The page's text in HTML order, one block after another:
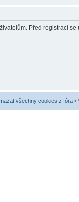
Před registrací
všechny cookies z fóra •